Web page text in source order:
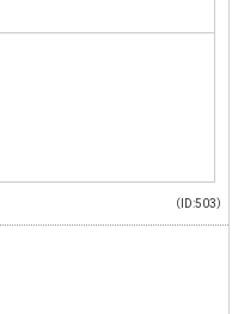
（ID:503）